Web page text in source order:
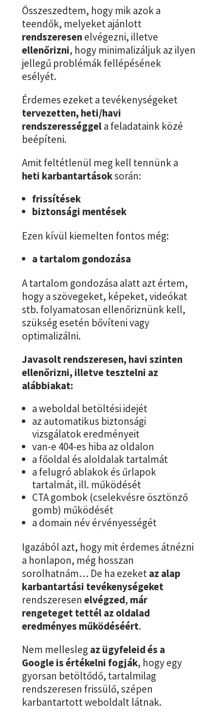
Összeszedtem, hogy mik azok a
teendők, melyeket ajánlott
rendszeresenelvégezni, illetve
ellenőrizni, hogy minimalizáljuk az ilyen
jellegű problémák fellépésének
esélyét.
Érdemes ezeket a tevékenységeket
tervezetten, heti/havi
rendszerességgela feladataink közé
beépíteni.
Amit feltétlenül meg kell tennünk a
heti karbantartásoksorán:
frissítések
biztonsági mentések
Ezen kívül kiemelten fontos még:
a tartalom gondozása
A tartalom gondozása alatt azt értem,
hogy a szövegeket, képeket, videókat
stb. folyamatosan ellenőriznünk kell,
szükség esetén bővíteni vagy
optimalizálni.
Javasolt rendszeresen, havi szinten
ellenőrizni, illetve tesztelni az
alábbiakat:
a weboldal betöltési idejét
az automatikus biztonsági
vizsgálatok eredményeit
van-e 404-es hiba az oldalon
a főoldal és aloldalak tartalmát
a felugró ablakok és űrlapok
tartalmát, ill. működését
CTA gombok (cselekvésre ösztönző
gomb) működését
a domain név érvényességét
Igazából azt, hogy mit érdemes átnézni
a honlapon, még hosszan
sorolhatnám… De ha ezeketaz alap
karbantartási tevékenységeket
rendszeresen elvégzed, már
rengeteget tettél az oldalad
eredményes működéséért.
Nem mellesleg az ügyfeleid és a
Google is értékelni fogják, hogy egy
gyorsan betöltődő, tartalmilag
rendszeresen frissülő, szépen
karbantartott weboldalt látnak.